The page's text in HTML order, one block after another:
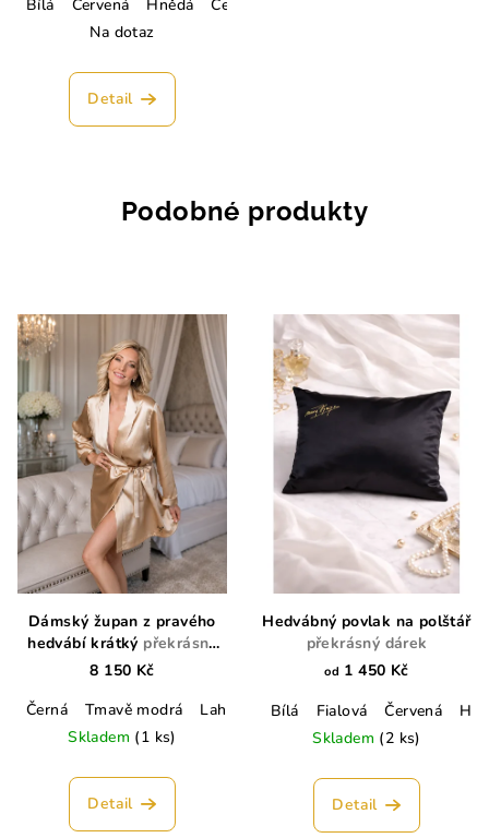
Bílá Červená Hnědá Černá
Na dotaz
Detail
Podobné produkty
Dámský župan z pravého
hedvábí krátký překrásný
dárek
8 150 Kč
Černá
Tmavě modrá Lahvově zelená Champagne
Skladem (1 ks)
Detail
Hedvábný povlak na polštář
překrásný dárek
od 1 450 Kč
Bílá
Fialová Červená
Skladem (2 ks)
Detail